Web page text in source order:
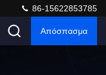
86-15622853785
Απόσπασμα